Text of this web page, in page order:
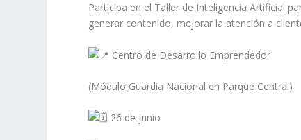
Participa en el Taller de Inteligencia Artificial
generar contenido, mejorar la atención a
Centro de Desarrollo Emprendedor
(Módulo Guardia Nacional en Parque Central)
26 de junio